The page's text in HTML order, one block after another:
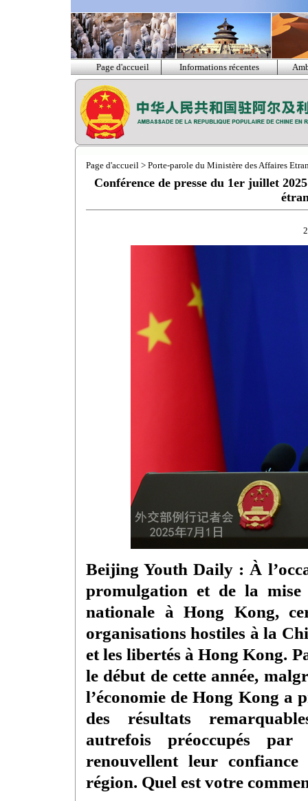
Page d'accueil Informations récentes
Page d'accueil > Porte-parole du Ministère des Affaires
Conférence de presse du 1er juillet
Beijing Youth Daily : À
promulgation et de la
nationale à Hong Kong,
organisations hostiles à la
et les libertés à Hong Kong.
le début de cette année,
l’économie de Hong Kong a
des résultats
autrefois préoccupés
renouvellent leur
région. Quel est votre